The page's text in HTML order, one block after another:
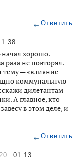
Ответить
хорошо.
раза не повторял.
— «влияние
коммунальную
дилетантам —
А главное, кто
в этом деле, и
Ответить
01:13